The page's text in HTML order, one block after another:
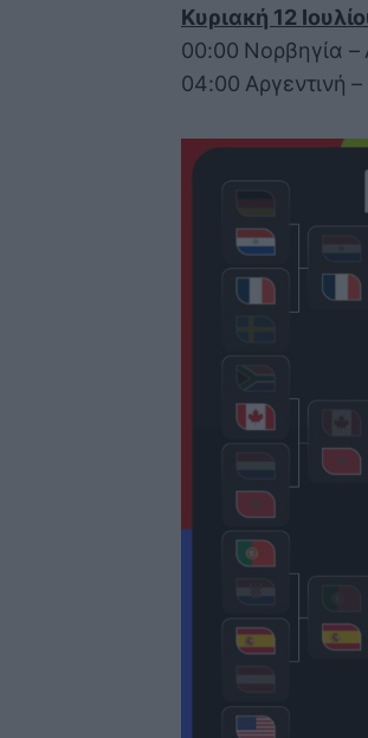
Κυριακή 12
00:00 Νορβηγία –
04:00 Αργεντινή –